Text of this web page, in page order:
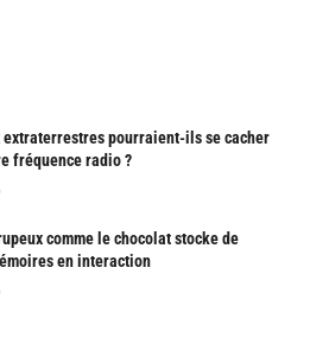
extraterrestres pourraient-ils se cacher
fréquence radio ?
comme le chocolat stocke de
en interaction